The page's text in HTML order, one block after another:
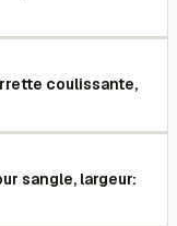
coulissante,
sangle, largeur: